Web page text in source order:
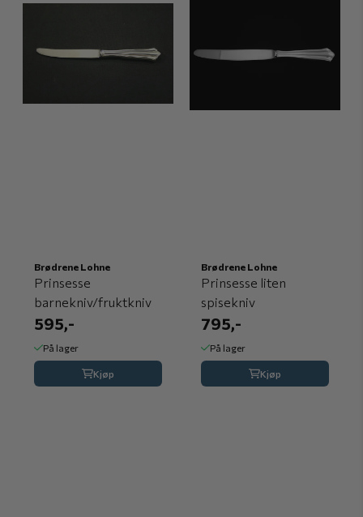
Brødrene Lohne
Prinsesse
barnekniv/fruktkniv
595,-
På lager
Kjøp
Brødrene Lohne
Prinsesse liten
spisekniv
795,-
På lager
Kjøp